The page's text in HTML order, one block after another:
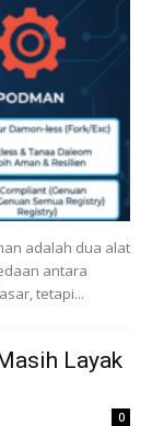
adalah dua alat
antara
tetapi...
Layak
0